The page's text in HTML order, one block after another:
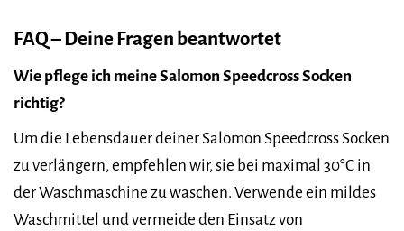
FAQ – Deine Fragen beantwortet
Wie pflege ich meine Salomon Speedcross Socken
richtig?
Um die Lebensdauer deiner Salomon Speedcross Socken
zu verlängern, empfehlen wir, sie bei maximal 30°C in
der Waschmaschine zu waschen. Verwende ein mildes
Waschmittel und vermeide den Einsatz von